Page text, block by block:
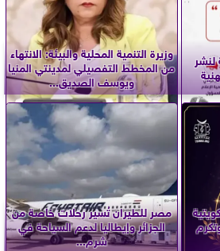
لنشر وزيرة التنمية المحلية والبيئة: الانتهاء
من المخطط التفصيلي لمدينتي المنيا
ويوسف الصديق...
مصر للطيران تُسير رحلات خاصة من
الجزائر وإيطاليا لدعم السياحة في
شرم...